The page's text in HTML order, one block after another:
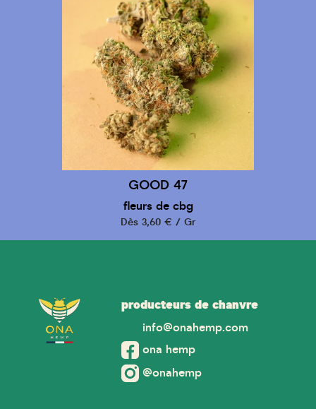
GOOD 47
fleurs de cbg
Dès 3,60 € / Gr
producteurs de chanvre
info@onahemp.com
ona hemp
@onahemp